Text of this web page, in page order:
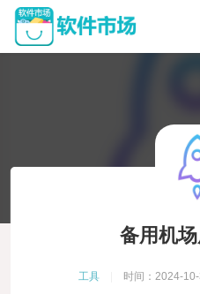
备用机
工具 时间：2024-